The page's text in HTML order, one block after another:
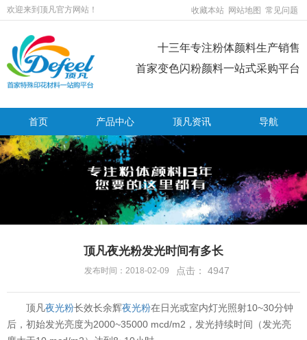
欢迎来到顶凡官方网站！ 收藏本站 网站地图 常见问题
十三年专注粉体颜料生产销售
首家变色闪粉颜料一站式采购平台
首页 产品中心 顶凡资讯 导航
顶凡夜光粉发光时间有多长
发布时间：2018-02-09 点击： 4947
顶凡夜光粉长效长余辉夜光粉在日光或室内灯光照射10~30分钟
后，初始发光亮度为2000~35000 mcd/m2，发光持续时间（发光亮